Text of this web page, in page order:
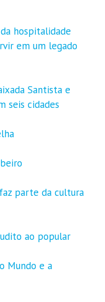
hospitalidade
em um legado
Santista e
seis cidades
faz parte da cultura
ao popular
Mundo e a